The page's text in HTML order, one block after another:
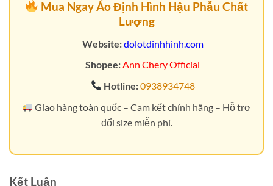
Mua Ngay Áo Định Hình Hậu Phẫu Chất
Lượng
Website:dolotdinhhinh.com
Shopee:Ann Chery Official
Hotline:0938934748
Giao hàng toàn quốc – Cam kết chính hãng – Hỗ trợ
đổi size miễn phí.
Kết Luận